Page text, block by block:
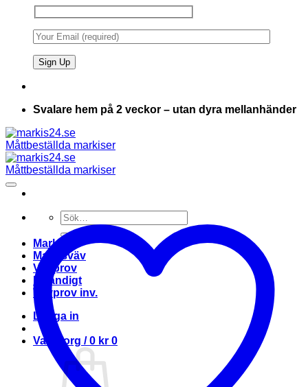
Svalare hem på 2 veckor – utan dyra mellanhänder
Sök
efter:
Markis
Markisväv
Vävprov
Invändigt
Vävprov inv.
Logga in
Varukorg /0 kr 0